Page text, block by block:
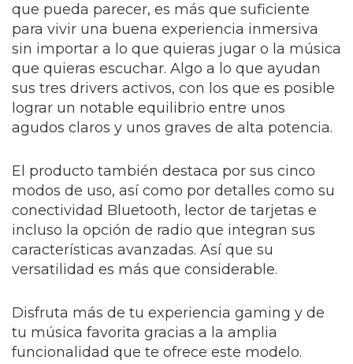
que pueda parecer, es más que suficiente
para vivir una buena experiencia inmersiva
sin importar a lo que quieras jugar o la música
que quieras escuchar. Algo a lo que ayudan
sus tres drivers activos, con los que es posible
lograr un notable equilibrio entre unos
agudos claros y unos graves de alta potencia.
El producto también destaca por sus cinco
modos de uso, así como por detalles como su
conectividad Bluetooth, lector de tarjetas e
incluso la opción de radio que integran sus
características avanzadas. Así que su
versatilidad es más que considerable.
Disfruta más de tu experiencia gaming y de
tu música favorita gracias a la amplia
funcionalidad que te ofrece este modelo.